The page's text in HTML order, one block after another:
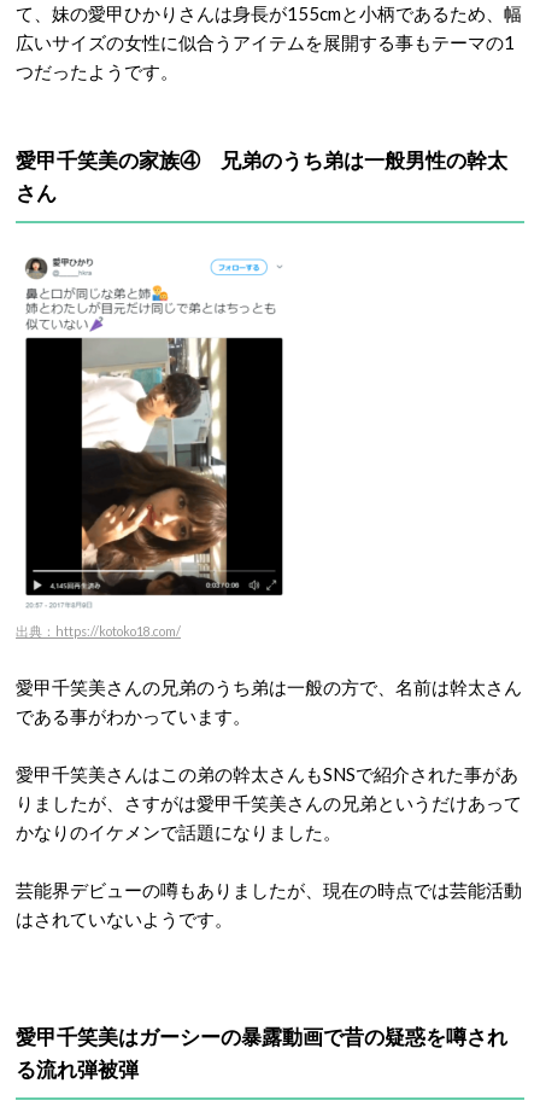
て、妹の愛甲ひかりさんは身長が155cmと小柄であるため、幅
広いサイズの女性に似合うアイテムを展開する事もテーマの1
つだったようです。
愛甲千笑美の家族④ 兄弟のうち弟は一般男性の幹太
さん
出典：https://kotoko18.com/
愛甲千笑美さんの兄弟のうち弟は一般の方で、名前は幹太さん
である事がわかっています。
愛甲千笑美さんはこの弟の幹太さんもSNSで紹介された事があ
りましたが、さすがは愛甲千笑美さんの兄弟というだけあって
かなりのイケメンで話題になりました。
芸能界デビューの噂もありましたが、現在の時点では芸能活動
はされていないようです。
愛甲千笑美はガーシーの暴露動画で昔の疑惑を噂され
る流れ弾被弾